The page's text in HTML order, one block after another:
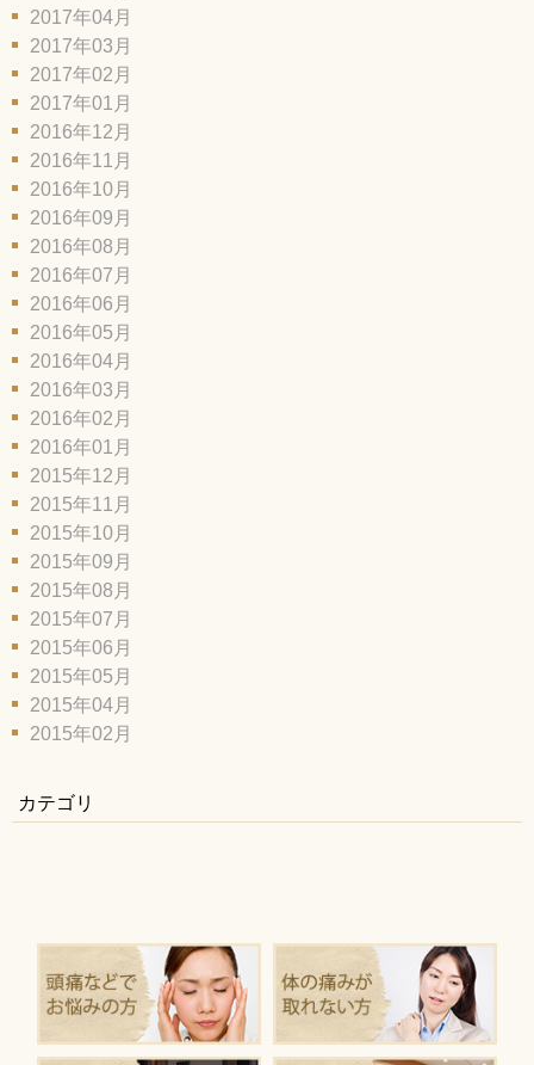
2017年04月
2017年03月
2017年02月
2017年01月
2016年12月
2016年11月
2016年10月
2016年09月
2016年08月
2016年07月
2016年06月
2016年05月
2016年04月
2016年03月
2016年02月
2016年01月
2015年12月
2015年11月
2015年10月
2015年09月
2015年08月
2015年07月
2015年06月
2015年05月
2015年04月
2015年02月
カテゴリ